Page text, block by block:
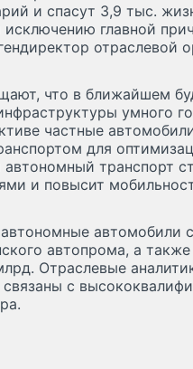
и спасут 3,9 тыс.
исключению главной
отраслевой
что в ближайшем
умного
частные
для
транспорт
и повысит
автомобили
автопрома, а также
Отраслевые
с